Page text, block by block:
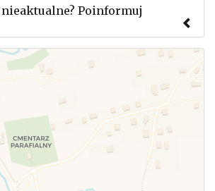
Poinformuj
aby przesłać informację o
mityngu.